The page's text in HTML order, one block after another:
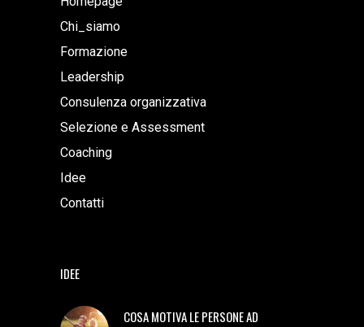
Chi_siamo
Formazione
Leadership
Consulenza organizzativa
Selezione e Assessment
Coaching
Idee
Contatti
IDEE
COSA MOTIVA LE PERSONE AD